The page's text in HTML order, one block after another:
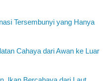
Tersembunyi yang Hanya
Cahaya dari Awan ke Luar